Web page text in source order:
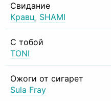
Свидание
Кравц, SHAMI
С тобой
TONI
Ожоги от сигарет
Sula Fray